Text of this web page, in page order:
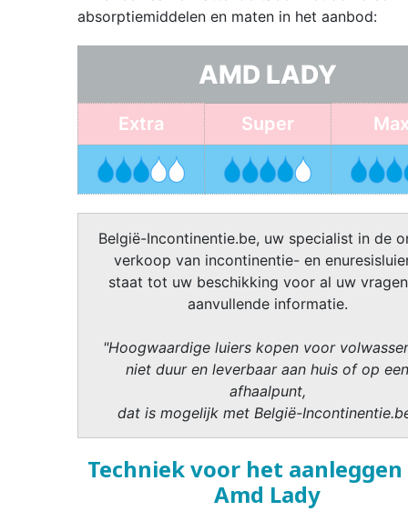
absorptiemiddelen en maten in het aanbod:
AMD LADY
Extra Super
België-Incontinentie.be, uw specialist in de
verkoop van incontinentie- en
staat tot uw beschikking voor al uw
aanvullende informatie.
"Hoogwaardige luiers kopen voor
niet duur en leverbaar aan huis of op een
afhaalpunt,
dat is mogelijk met België-
Techniek voor het aanleggen
Amd Lady